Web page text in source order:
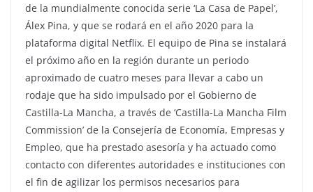
de la mundialmente conocida serie ‘La Casa de Papel’,
Álex Pina, y que se rodará en el año 2020 para la
plataforma digital Netflix. El equipo de Pina se instalará
el próximo año en la región durante un periodo
aproximado de cuatro meses para llevar a cabo un
rodaje que ha sido impulsado por el Gobierno de
Castilla-La Mancha, a través de ‘Castilla-La Mancha Film
Commission’ de la Consejería de Economía, Empresas y
Empleo, que ha prestado asesoría y ha actuado como
contacto con diferentes autoridades e instituciones con
el fin de agilizar los permisos necesarios para